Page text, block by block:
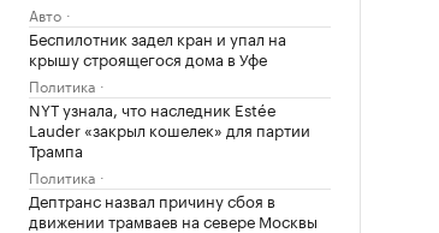
Авто
Беспилотник задел кран и упал на
крышу строящегося дома в Уфе
Политика
NYT узнала, что наследник Estée
Lauder «закрыл кошелек» для партии
Трампа
Политика
Дептранс назвал причину сбоя в
движении трамваев на севере Москвы